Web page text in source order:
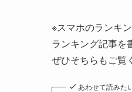
※スマホのランキ
ランキング記事を
ぜひそちらもご覧
あわせて読みた